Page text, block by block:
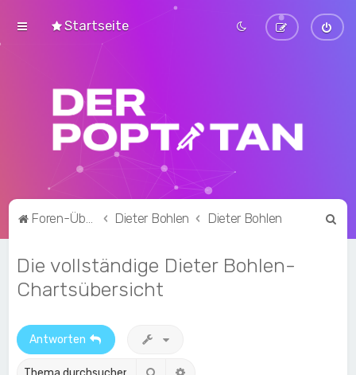
Startseite
Foren-Übersicht Dieter Bohlen Dieter Bohlen
Die vollständige Dieter Bohlen-
Chartsübersicht
Antworten
Suche